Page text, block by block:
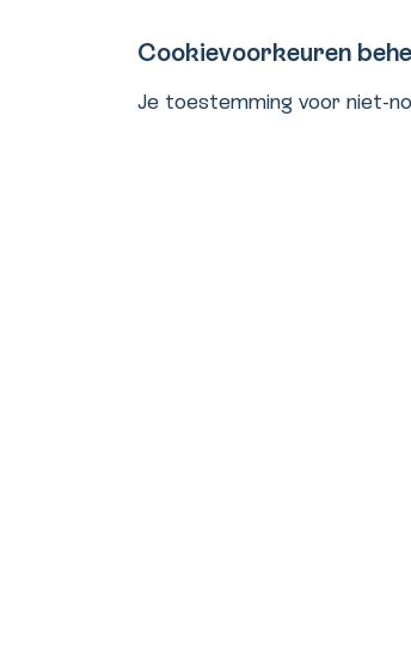
Cookievoorkeuren
Je toestemming voor niet-